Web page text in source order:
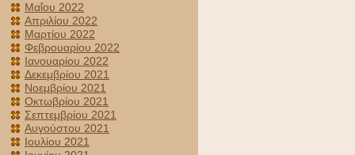
Μαΐου 2022
Απριλίου 2022
Μαρτίου 2022
Φεβρουαρίου 2022
Ιανουαρίου 2022
Δεκεμβρίου 2021
Νοεμβρίου 2021
Οκτωβρίου 2021
Σεπτεμβρίου 2021
Αυγούστου 2021
Ιουλίου 2021